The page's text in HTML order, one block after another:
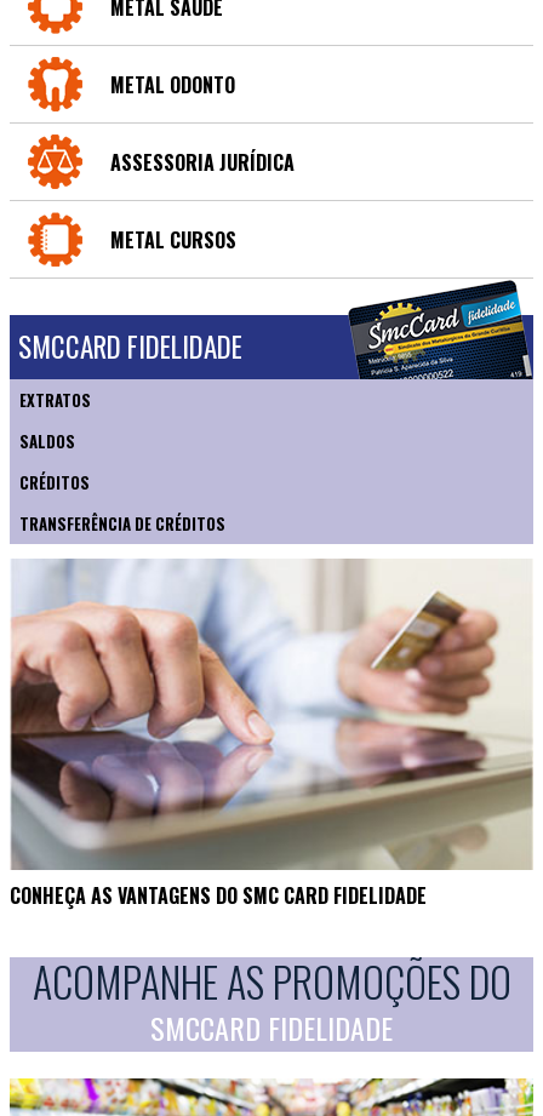
METAL SAÚDE
METAL ODONTO
ASSESSORIA JURÍDICA
METAL CURSOS
SMCCARD FIDELIDADE
EXTRATOS
SALDOS
CRÉDITOS
TRANSFERÊNCIA DE CRÉDITOS
CONHEÇA AS VANTAGENS DO SMC CARD FIDELIDADE
ACOMPANHE AS PROMOÇÕES DO
SMCCARD FIDELIDADE